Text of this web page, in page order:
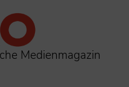
Medienmagazin